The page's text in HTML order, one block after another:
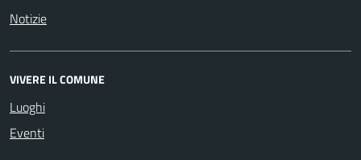
Notizie
VIVERE IL COMUNE
Luoghi
Eventi